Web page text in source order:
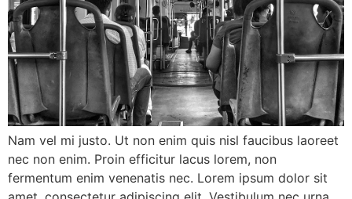
Nam vel mi justo. Ut non enim quis nisl faucibus laoreet
nec non enim. Proin efficitur lacus lorem, non
fermentum enim venenatis nec. Lorem ipsum dolor sit